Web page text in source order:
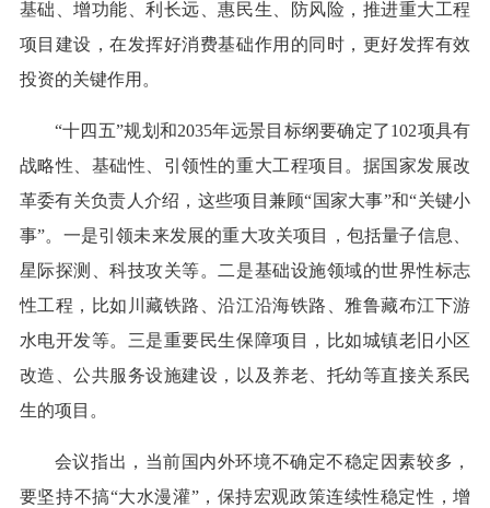
基础、增功能、利长远、惠民生、防风险，推进重大工程
项目建设，在发挥好消费基础作用的同时，更好发挥有效
投资的关键作用。
“十四五”规划和2035年远景目标纲要确定了102项具有
战略性、基础性、引领性的重大工程项目。据国家发展改
革委有关负责人介绍，这些项目兼顾“国家大事”和“关键小
事”。一是引领未来发展的重大攻关项目，包括量子信息、
星际探测、科技攻关等。二是基础设施领域的世界性标志
性工程，比如川藏铁路、沿江沿海铁路、雅鲁藏布江下游
水电开发等。三是重要民生保障项目，比如城镇老旧小区
改造、公共服务设施建设，以及养老、托幼等直接关系民
生的项目。
会议指出，当前国内外环境不确定不稳定因素较多，
要坚持不搞“大水漫灌”，保持宏观政策连续性稳定性，增